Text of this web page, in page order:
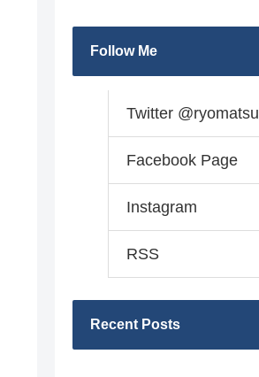
Follow Me
Twitter @ryomatsu
Facebook Page
Instagram
RSS
Recent Posts